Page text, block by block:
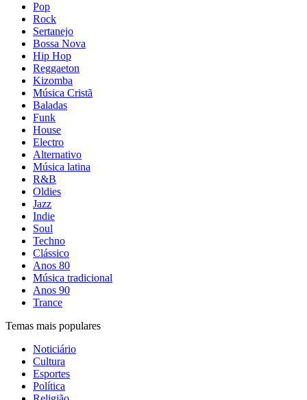
Pop
Rock
Sertanejo
Bossa Nova
Hip Hop
Reggaeton
Kizomba
Música Cristã
Baladas
Funk
House
Electro
Alternativo
Música latina
R&B
Oldies
Jazz
Indie
Soul
Techno
Clássico
Anos 80
Música tradicional
Anos 90
Trance
Temas mais populares
Noticiário
Cultura
Esportes
Política